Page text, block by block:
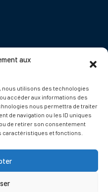
aux
utilisons des technologies
accéder aux informations des
nous permettra de traiter
de navigation ou les ID uniques
de retirer son consentement
caractéristiques et fonctions.